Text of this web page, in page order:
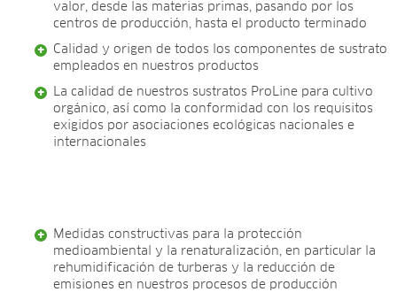
valor, desde las materias primas, pasando por los
centros de producción, hasta el producto terminado
Calidad y origen de todos los componentes de sustrato
empleados en nuestros productos
La calidad de nuestros sustratos ProLine para cultivo
orgánico, así como la conformidad con los requisitos
exigidos por asociaciones ecológicas nacionales e
internacionales
Medidas constructivas para la protección
medioambiental y la renaturalización, en particular la
rehumidificación de turberas y la reducción de
emisiones en nuestros procesos de producción